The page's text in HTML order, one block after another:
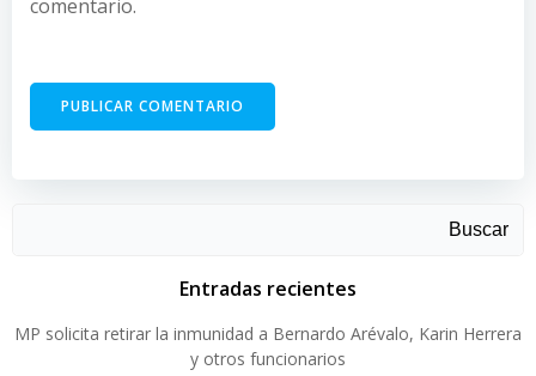
comentario.
Buscar
Entradas recientes
MP solicita retirar la inmunidad a Bernardo Arévalo, Karin Herrera
y otros funcionarios